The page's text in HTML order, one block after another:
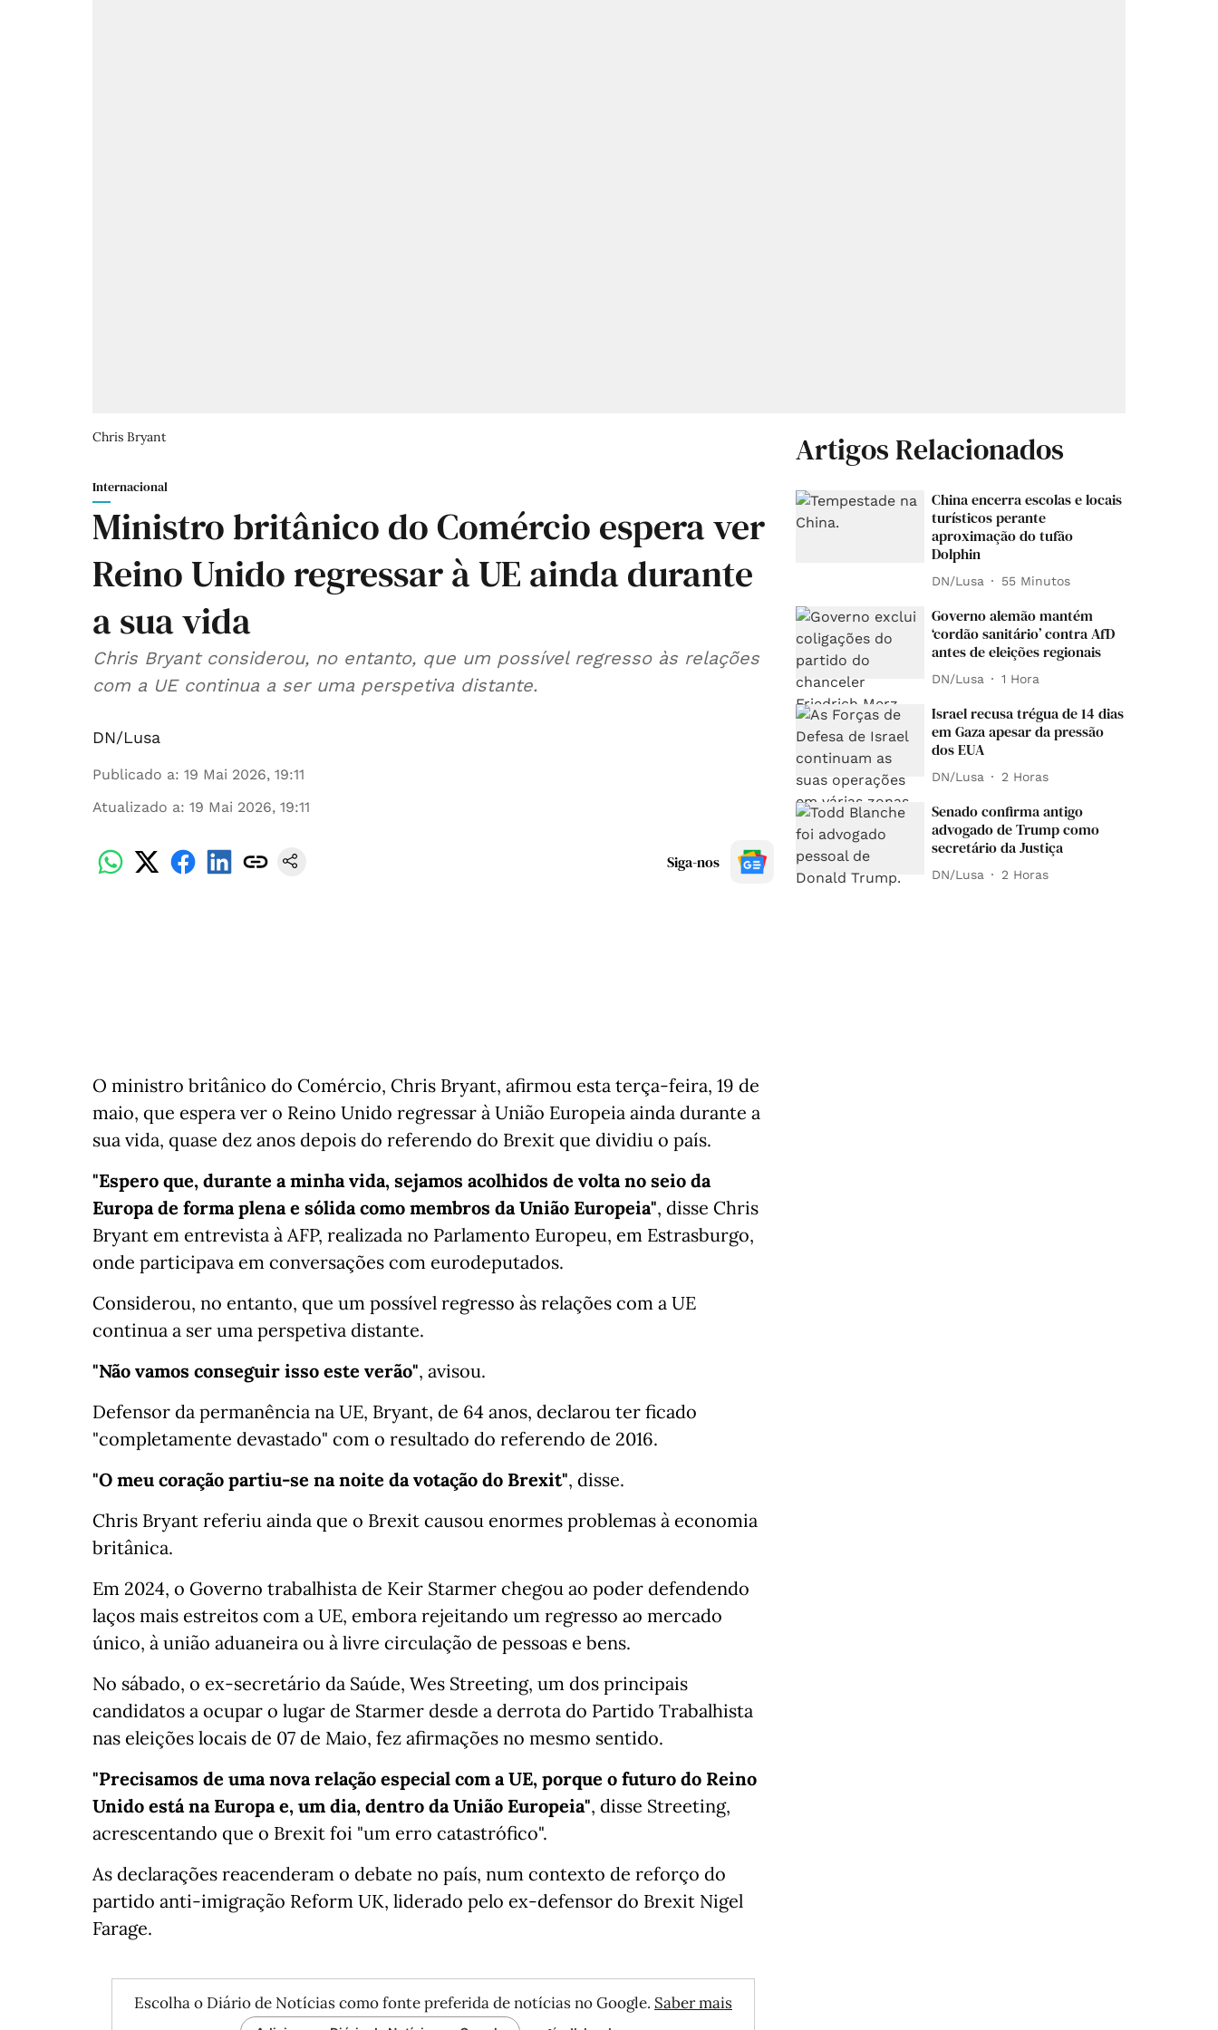
Chris Bryant
Internacional
Ministro britânico do Comércio espera ver
Reino Unido regressar à UE ainda durante
a sua vida
Chris Bryant considerou, no entanto, que um possível regresso às relações
com a UE continua a ser uma perspetiva distante.
DN/Lusa
Publicado a: 19 Mai 2026, 19:11
Atualizado a: 19 Mai 2026, 19:11
Siga-nos
O ministro britânico do Comércio, Chris Bryant, afirmou esta terça-feira, 19 de
maio, que espera ver o Reino Unido regressar à União Europeia ainda durante a
sua vida, quase dez anos depois do referendo do Brexit que dividiu o país.
"Espero que, durante a minha vida, sejamos acolhidos de volta no seio da
Europa de forma plena e sólida como membros da União Europeia", disse Chris
Bryant em entrevista à AFP, realizada no Parlamento Europeu, em Estrasburgo,
onde participava em conversações com eurodeputados.
Considerou, no entanto, que um possível regresso às relações com a UE
continua a ser uma perspetiva distante.
"Não vamos conseguir isso este verão", avisou.
Defensor da permanência na UE, Bryant, de 64 anos, declarou ter ficado
"completamente devastado" com o resultado do referendo de 2016.
"O meu coração partiu-se na noite da votação do Brexit", disse.
Chris Bryant referiu ainda que o Brexit causou enormes problemas à economia
britânica.
Em 2024, o Governo trabalhista de Keir Starmer chegou ao poder defendendo
laços mais estreitos com a UE, embora rejeitando um regresso ao mercado
único, à união aduaneira ou à livre circulação de pessoas e bens.
No sábado, o ex-secretário da Saúde, Wes Streeting, um dos principais
candidatos a ocupar o lugar de Starmer desde a derrota do Partido Trabalhista
nas eleições locais de 07 de Maio, fez afirmações no mesmo sentido.
"Precisamos de uma nova relação especial com a UE, porque o futuro do Reino
Unido está na Europa e, um dia, dentro da União Europeia", disse Streeting,
acrescentando que o Brexit foi "um erro catastrófico".
As declarações reacenderam o debate no país, num contexto de reforço do
partido anti-imigração Reform UK, liderado pelo ex-defensor do Brexit Nigel
Farage.
Escolha o Diário de Notícias como fonte preferida de notícias no Google. Saber mais
Artigos Relacionados
China encerra escolas e locais
turísticos perante
aproximação do tufão
Dolphin
DN/Lusa 55 Minutos
Governo alemão mantém
‘cordão sanitário’ contra AfD
antes de eleições regionais
DN/Lusa 1 Hora
Israel recusa trégua de 14 dias
em Gaza apesar da pressão
dos EUA
DN/Lusa 2 Horas
Senado confirma antigo
advogado de Trump como
secretário da Justiça
DN/Lusa 2 Horas